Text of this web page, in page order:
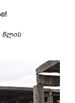
წლის